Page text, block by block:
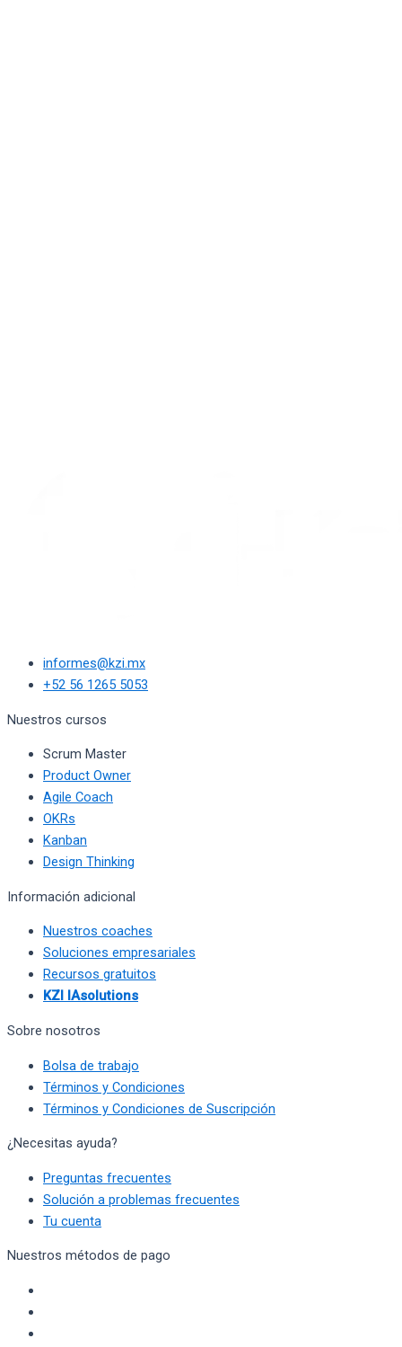
informes@kzi.mx
+52 56 1265 5053
Nuestros cursos
Scrum Master
Product Owner
Agile Coach
OKRs
Kanban
Design Thinking
Información adicional
Nuestros coaches
Soluciones empresariales
Recursos gratuitos
KZI IAsolutions
Sobre nosotros
Bolsa de trabajo
Términos y Condiciones
Términos y Condiciones de Suscripción
¿Necesitas ayuda?
Preguntas frecuentes
Solución a problemas frecuentes
Tu cuenta
Nuestros métodos de pago